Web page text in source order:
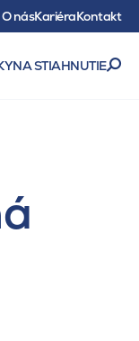
O násKariéraKontakt
NA STIAHNUTIE